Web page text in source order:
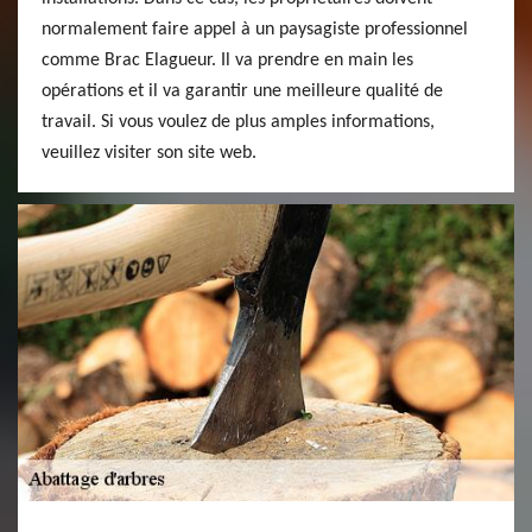
normalement faire appel à un paysagiste professionnel
comme Brac Elagueur. Il va prendre en main les
opérations et il va garantir une meilleure qualité de
travail. Si vous voulez de plus amples informations,
veuillez visiter son site web.